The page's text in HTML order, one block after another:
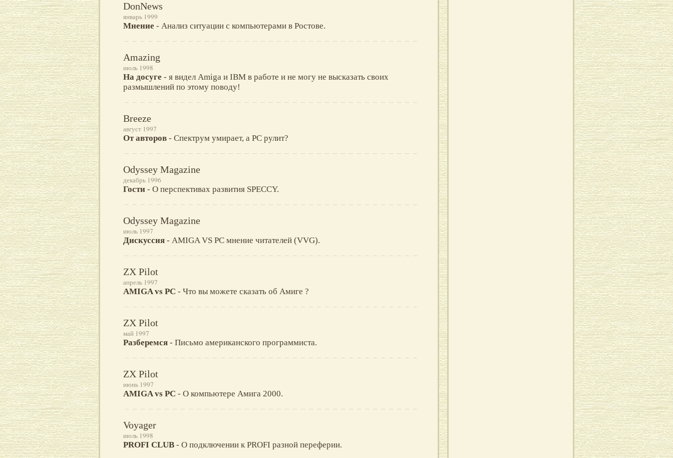
DonNews
январь 1999
Мнение - Анализ ситуации с компьютерами в Ростове.
Amazing
июль 1998
На досуге - я видел Amiga и IBM в работе и не могу не высказать своих
размышлений по этому поводу!
Breeze
август 1997
От авторов - Спектрум умирает, а PC рулит?
Odyssey Magazine
декабрь 1996
Гости - О перспективах развития SPECCY.
Odyssey Magazine
июль 1997
Дискуссия - AMIGA VS PC мнение читателей (VVG).
ZX Pilot
апрель 1997
AMIGA vs PC - Что вы можете сказать об Амиге ?
ZX Pilot
май 1997
Разберемся - Письмо американского программиста.
ZX Pilot
июнь 1997
AMIGA vs PC - О компьютере Амига 2000.
Voyager
июль 1998
PROFI CLUB - О подключении к PROFI разной переферии.